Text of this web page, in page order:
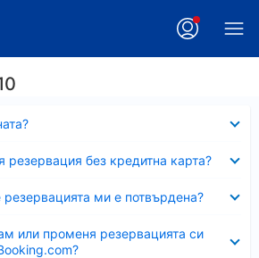
резервация без кредитна карта?
ми е потвърдена?
или променя резервацията си